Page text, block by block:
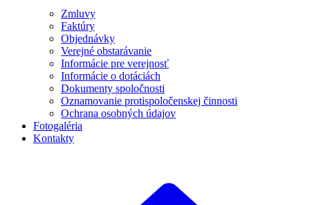
Zmluvy
Faktúry
Objednávky
Verejné obstarávanie
Informácie pre verejnosť
Informácie o dotáciách
Dokumenty spoločnosti
Oznamovanie protispoločenskej činnosti
Ochrana osobných údajov
Fotogaléria
Kontakty